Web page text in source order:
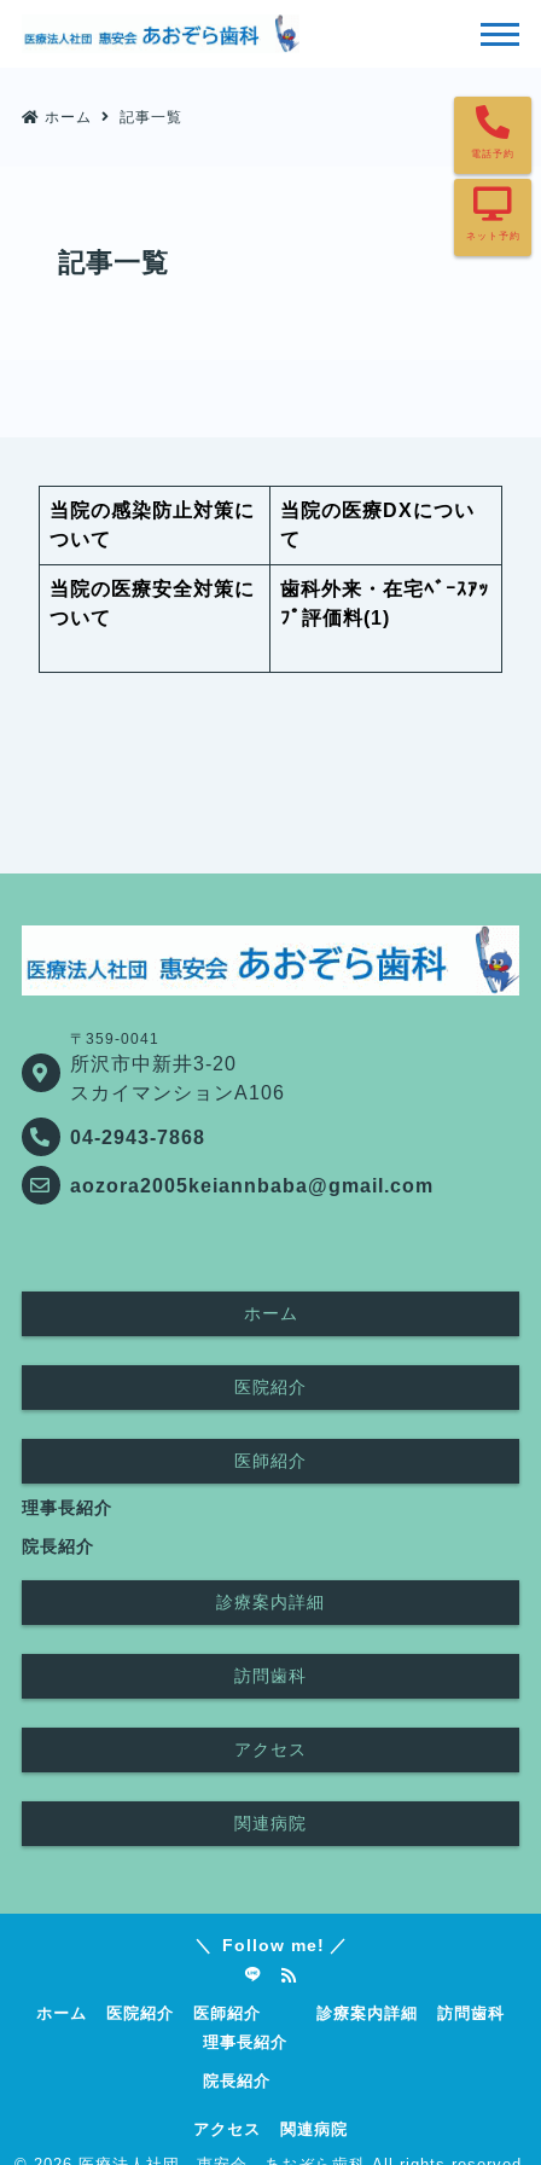
電話予約
ネット予約
ホーム 記事一覧
記事一覧
当院の感染防止対策に
ついて
当院の医療DXについ
て
当院の医療安全対策に
ついて
歯科外来・在宅ﾍﾞｰｽｱｯ
ﾌﾟ評価料(1)
〒359-0041
所沢市中新井3-20
スカイマンションA106
04-2943-7868
aozora2005keiannbaba@gmail.com
ホーム
医院紹介
医師紹介
理事長紹介
院長紹介
診療案内詳細
訪問歯科
アクセス
関連病院
Follow me!
ホーム 医院紹介
医師紹介
理事長紹介
院長紹介
診療案内詳細 訪問歯科
アクセス
関連病院